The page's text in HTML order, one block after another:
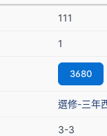
111
1
3680
選修-三年
3-3